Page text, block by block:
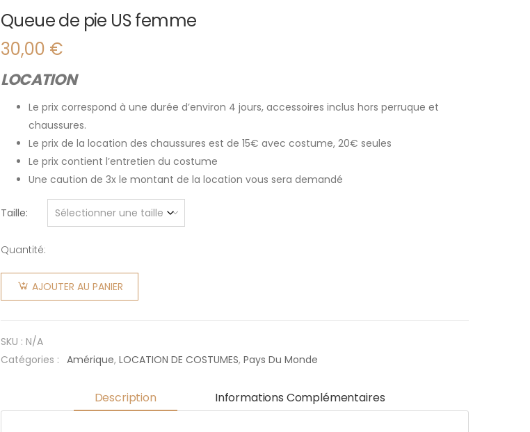
Queue de pie US femme
30,00 €
LOCATION
Le prix correspond à une durée d’environ 4 jours, accessoires inclus hors perruque et
chaussures.
Le prix de la location des chaussures est de 15€ avec costume, 20€ seules
Le prix contient l’entretien du costume
Une caution de 3x le montant de la location vous sera demandé
Taille
Quantité:
quantité
de
Queue
AJOUTER AU PANIER
SKU : N/A
Catégories : Amérique, LOCATION DE COSTUMES, Pays Du Monde
Description Informations Complémentaires